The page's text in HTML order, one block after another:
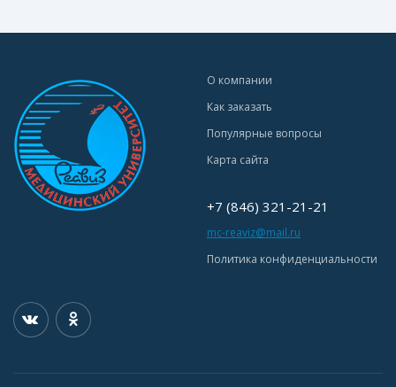
О компании
Как заказать
Популярные вопросы
Карта сайта
+7 (846) 321-21-21
mc-reaviz@mail.ru
Политика конфиденциальности